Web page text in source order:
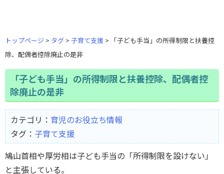
トップページ タグ 子育て支援
「子ども手当」の所得制限と扶養控
除、配偶者控除廃止の是非
「子ども手当」の所得制限と扶養控除、配偶者控
除廃止の是非
カテゴリ： 育児のお役立ち情報
タグ： 子育て支援
鳩山首相や厚労相は子ども手当の「所得制限を設けない」
と主張している。